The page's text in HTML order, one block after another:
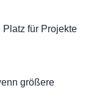
für Projekte
größere